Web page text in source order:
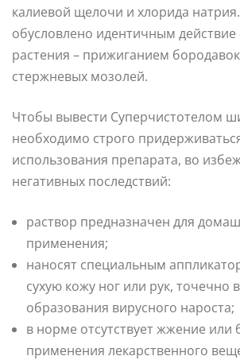
калиевой щелочи и хлорида
обусловлено идентичным действие
растения – прижиганием
стержневых мозолей.
Чтобы вывести Суперчистотелом
необходимо строго
использования препарата, во
негативных последствий:
раствор предназначен для
применения;
наносят специальным
сухую кожу ног или рук, точечно
образования вирусного нароста;
в норме отсутствует жжение или
применения лекарственного